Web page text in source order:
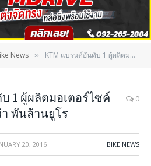
News » KTM แบรนด์อันดับ 1 ผู้ผลิตมอเตอร์ไซค์ Hi-End รายได้กว่า พันล้านยูโร
1 ผู้ผลิตมอเตอร์ไซค์
พันล้านยูโร
0
20, 2016 BIKE NEWS